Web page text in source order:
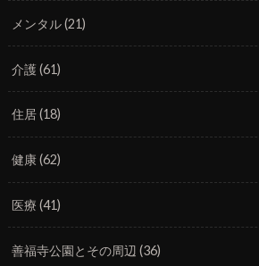
メンタル(21)
介護(61)
住居(18)
健康(62)
医療(41)
善福寺公園とその周辺(36)